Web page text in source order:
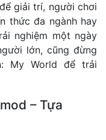
giải trí, người chơi
thức đa ngành hay
nghiệm một ngày
lớn, cũng đừng
My World để trải
– Tựa